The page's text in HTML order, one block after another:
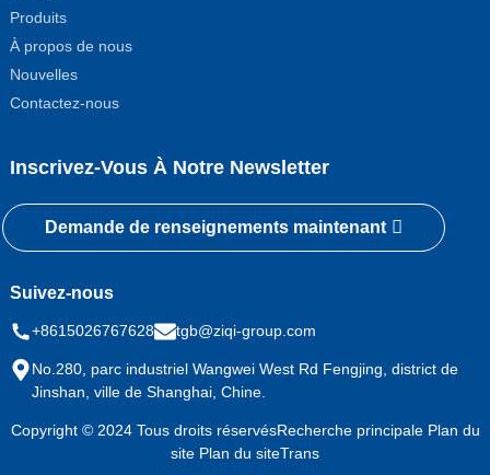
Produits
À propos de nous
Nouvelles
Contactez-nous
Inscrivez-Vous À Notre Newsletter
Demande de renseignements maintenant
Suivez-nous
+8615026767628 tgb@ziqi-group.com
No.280, parc industriel Wangwei West Rd Fengjing, district de
Jinshan, ville de Shanghai, Chine.
Copyright © 2024 Tous droits réservésRecherche principale Plan du
site Plan du siteTrans